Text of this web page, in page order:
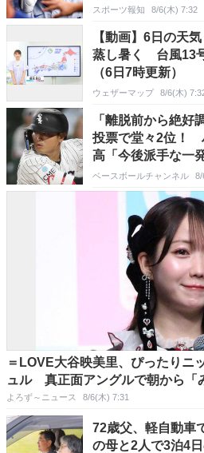
スポーツ報知 8/6(木) 7:32
【動画】6日の天
蒸し暑く 台風13
（6日7時更新）
ウェザーマップ 8/6(木)
「離脱前から絶好
投票で堂々2位！
高「今後派手な一
ベースボールチャンネル 8/
＝LOVE大谷映美里、ぴったりニ
ュル 真正面アングルで朝から「
よろず～ニュース 8/6(木) 7:31
72歳父、軽自動
の母と2人で3泊4